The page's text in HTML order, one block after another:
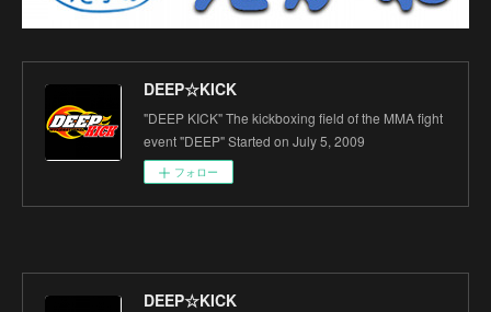
DEEP☆KICK
"DEEP KICK" The kickboxing field of the MMA fight
event "DEEP" Started on July 5, 2009
フォロー
DEEP☆KICK